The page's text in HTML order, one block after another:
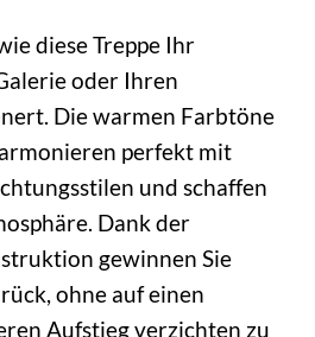
diese Treppe Ihr
oder Ihren
Die warmen Farbtöne
perfekt mit
und schaffen
Dank der
gewinnen Sie
ohne auf einen
Aufstieg verzichten zu